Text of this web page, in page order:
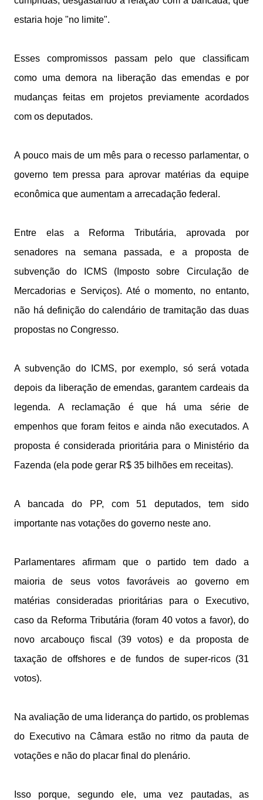
estaria hoje "no limite".
Esses compromissos passam pelo que classificam
como uma demora na liberação das emendas e por
mudanças feitas em projetos previamente acordados
com os deputados.
A pouco mais de um mês para o recesso parlamentar, o
governo tem pressa para aprovar matérias da equipe
econômica que aumentam a arrecadação federal.
Entre elas a Reforma Tributária, aprovada por
senadores na semana passada, e a proposta de
subvenção do ICMS (Imposto sobre Circulação de
Mercadorias e Serviços). Até o momento, no entanto,
não há definição do calendário de tramitação das duas
propostas no Congresso.
A subvenção do ICMS, por exemplo, só será votada
depois da liberação de emendas, garantem cardeais da
legenda. A reclamação é que há uma série de
empenhos que foram feitos e ainda não executados. A
proposta é considerada prioritária para o Ministério da
Fazenda (ela pode gerar R$ 35 bilhões em receitas).
A bancada do PP, com 51 deputados, tem sido
importante nas votações do governo neste ano.
Parlamentares afirmam que o partido tem dado a
maioria de seus votos favoráveis ao governo em
matérias consideradas prioritárias para o Executivo,
caso da Reforma Tributária (foram 40 votos a favor), do
novo arcabouço fiscal (39 votos) e da proposta de
taxação de offshores e de fundos de super-ricos (31
votos).
Na avaliação de uma liderança do partido, os problemas
do Executivo na Câmara estão no ritmo da pauta de
votações e não do placar final do plenário.
Isso porque, segundo ele, uma vez pautadas, as